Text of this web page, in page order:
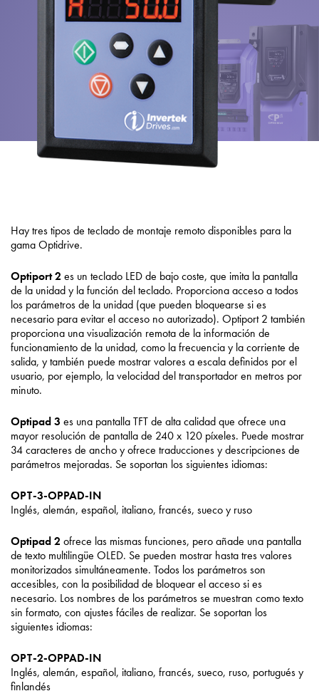
Hay tres tipos de teclado de montaje remoto disponibles para la
gama Optidrive.
Optiport 2 es un teclado LED de bajo coste, que imita la pantalla
de la unidad y la función del teclado. Proporciona acceso a todos
los parámetros de la unidad (que pueden bloquearse si es
necesario para evitar el acceso no autorizado). Optiport 2 también
proporciona una visualización remota de la información de
funcionamiento de la unidad, como la frecuencia y la corriente de
salida, y también puede mostrar valores a escala definidos por el
usuario, por ejemplo, la velocidad del transportador en metros por
minuto.
Optipad 3 es una pantalla TFT de alta calidad que ofrece una
mayor resolución de pantalla de 240 x 120 píxeles. Puede mostrar
34 caracteres de ancho y ofrece traducciones y descripciones de
parámetros mejoradas. Se soportan los siguientes idiomas:
OPT-3-OPPAD-IN
Inglés, alemán, español, italiano, francés, sueco y ruso
Optipad 2 ofrece las mismas funciones, pero añade una pantalla
de texto multilingüe OLED. Se pueden mostrar hasta tres valores
monitorizados simultáneamente. Todos los parámetros son
accesibles, con la posibilidad de bloquear el acceso si es
necesario. Los nombres de los parámetros se muestran como texto
sin formato, con ajustes fáciles de realizar. Se soportan los
siguientes idiomas:
OPT-2-OPPAD-IN
Inglés, alemán, español, italiano, francés, sueco, ruso, portugués y
finlandés